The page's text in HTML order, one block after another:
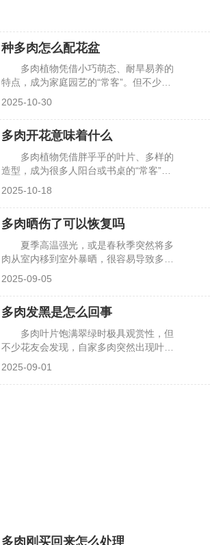
种多肉怎么配花盆
多肉植物凭借小巧萌态、耐旱易养的
特点，成为家庭园艺的“常客”。但不少人
在养护时，只关注土壤和光照，却忽略了
不透气的材质会闷坏根系，甚至影响多
肉“出状态”。其实花盆的材质、尺寸、形
状都需与多肉品种、生长阶段适配，选对
花盆能让多肉长势更旺、颜值更高，下面
详细介绍种多肉的花盆搭配方法。
2025-10-30
多肉开花意味着什么
多肉植物凭借胖乎乎的叶片、多样的
造型，成为很多人阳台或书桌的“常客”。
但不少养护者在养多肉时，会突然发现植
——有人觉得新奇，也有人担心“开花会
消耗养分，导致多肉死亡”。其实多肉开
花并非偶然，背后藏着植株生长的关键信
号，既代表正常的生命周期，也需要结合
品种与状态做好养护，下面详细解析多肉
开花的含义及应对方法。
2025-10-18
多肉晒伤了可以恢复吗
夏季高温强光，或是春秋季突然将多
肉从室内移到室外暴晒，很容易导致多肉
伤的多肉会慌神，担心植株就此枯萎。其
实多肉晒伤后能否恢复，取决于晒伤程度
和后续处理是否得当，轻度晒伤通过正确
养护可慢慢恢复，严重晒伤则需及时干
预，下面详细说明。
2025-09-05
多肉发黑是怎么回事
多肉叶片饱满翠绿时极具观赏性，但
不少花友会发现，自家多肉突然出现叶片
理，很快会蔓延至整株。其实多肉发黑并
2025-09-01
多肉刚买回来怎么处理